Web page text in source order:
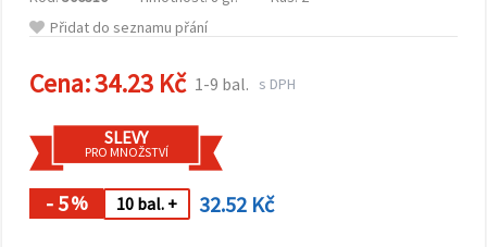
cookies
kliknutím
vše!" Nebo
uvést své
preference v
Nastavení
výběrem
daného
Přidat do seznamu přání
Cena:34.23 Kč 1-9 bal. s DPH
SLEVY
PRO MNOŽSTVÍ
- 5% 10 bal. + 32.52 Kč